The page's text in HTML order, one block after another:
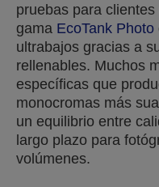
pruebas para
gama EcoTank Photo
ultrabajos gracias a
rellenables. Muchos
específicas que
monocromas más
un equilibrio entre
largo plazo para
volúmenes.